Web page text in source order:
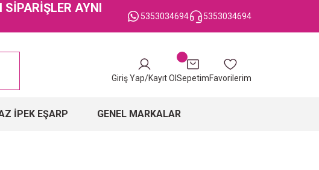
AYNI
5353034694 5353034694
Giriş Yap/Kayıt Ol SepetimFavorilerim
İPEK EŞARP GENEL MARKALAR